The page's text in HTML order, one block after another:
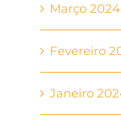
Março 2024
Fevereiro
Janeiro